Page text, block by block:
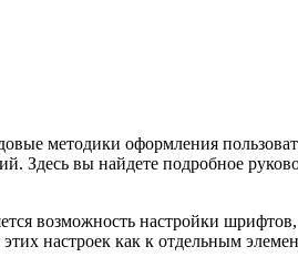
методики оформления
Здесь вы найдете подробное
возможность настройки
настроек как к отдельным